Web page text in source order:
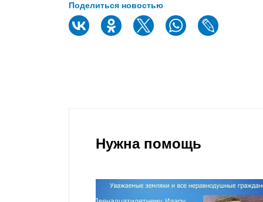
Поделиться новостью
Нужна помощь